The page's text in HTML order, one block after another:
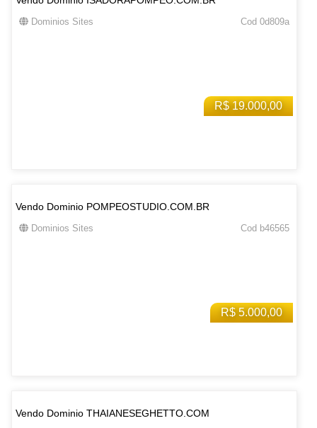
R$ 19.000,00
Dominios Sites Cod 0d809a
R$ 5.000,00
Vendo Dominio POMPEOSTUDIO.COM.BR
Dominios Sites Cod b46565
Vendo Dominio THAIANESEGHETTO.COM